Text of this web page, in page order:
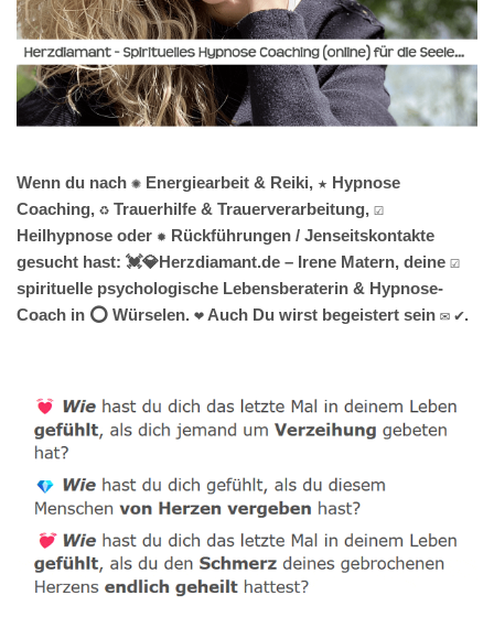
Wenn du nach ✺ Energiearbeit & Reiki, ★ Hypnose
Coaching, ♻ Trauerhilfe & Trauerverarbeitung, ☑️
Heilhypnose oder ✹ Rückführungen / Jenseitskontakte
gesucht hast: 💓️💎Herzdiamant.de – Irene Matern, deine ☑️
spirituelle psychologische Lebensberaterin & Hypnose-
Coach in ⭕ Würselen. ❤ Auch Du wirst begeistert sein ✉ ✔.